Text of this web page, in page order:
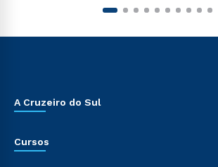
A Cruzeiro do Sul
Cursos